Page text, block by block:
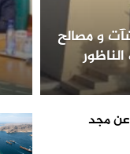
و مصالح
مجد